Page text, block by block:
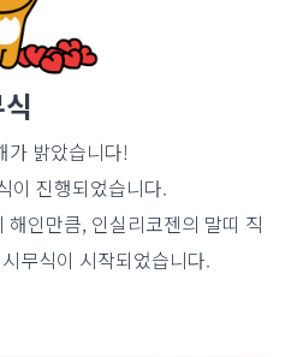
가 밝았습니다!
이 진행되었습니다.
인만큼, 인실리코젠의 말띠 직
무식이 시작되었습니다.